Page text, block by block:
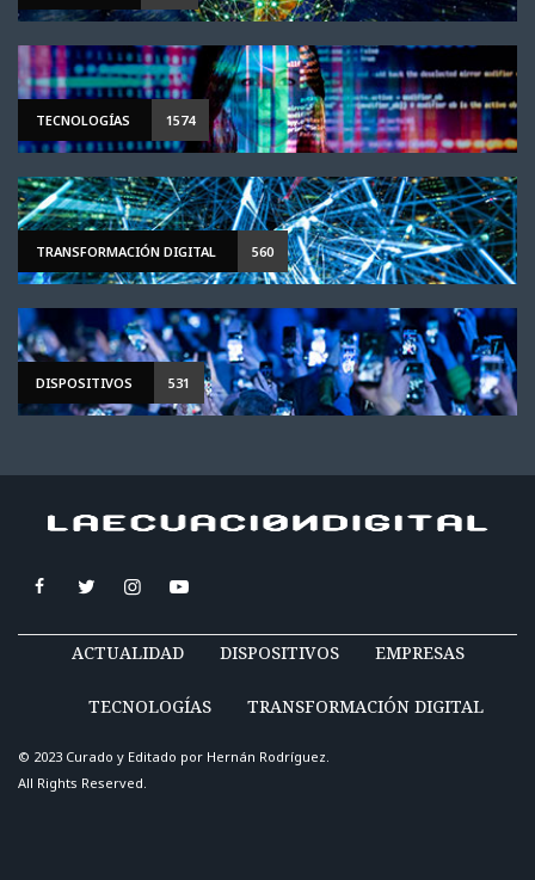
TECNOLOGÍAS 1574
TRANSFORMACIÓN DIGITAL 560
DISPOSITIVOS 531
ACTUALIDAD DISPOSITIVOS EMPRESAS
TECNOLOGÍAS TRANSFORMACIÓN DIGITAL
© 2023 Curado y Editado por Hernán Rodríguez.
All Rights Reserved.